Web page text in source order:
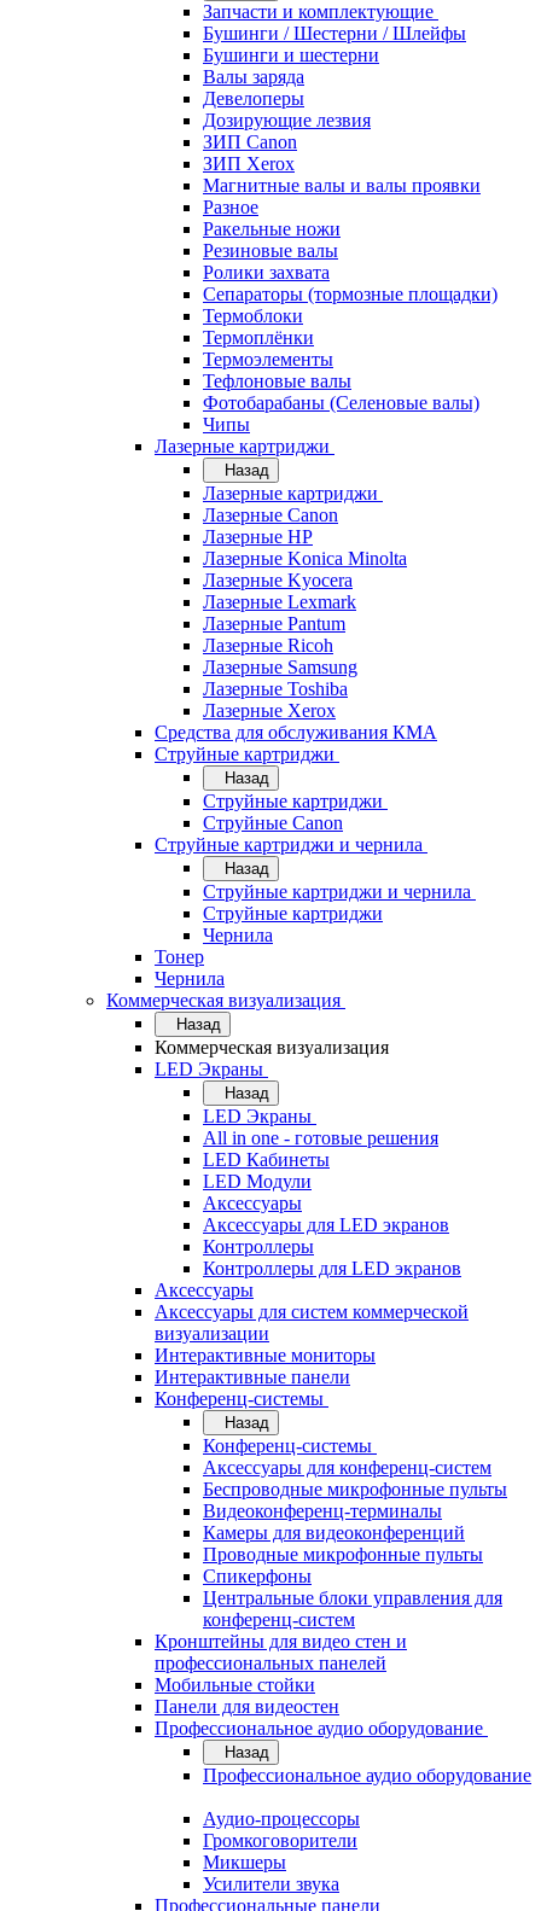
Запчасти и комплектующие
Бушинги / Шестерни / Шлейфы
Бушинги и шестерни
Валы заряда
Девелоперы
Дозирующие лезвия
ЗИП Canon
ЗИП Xerox
Магнитные валы и валы проявки
Разное
Ракельные ножи
Резиновые валы
Ролики захвата
Сепараторы (тормозные площадки)
Термоблоки
Термоплёнки
Термоэлементы
Тефлоновые валы
Фотобарабаны (Селеновые валы)
Чипы
Лазерные картриджи
Назад
Лазерные картриджи
Лазерные Canon
Лазерные HP
Лазерные Konica Minolta
Лазерные Kyocera
Лазерные Lexmark
Лазерные Pantum
Лазерные Ricoh
Лазерные Samsung
Лазерные Toshiba
Лазерные Xerox
Средства для обслуживания КМА
Струйные картриджи
Назад
Струйные картриджи
Струйные Canon
Струйные картриджи и чернила
Назад
Струйные картриджи и чернила
Струйные картриджи
Чернила
Тонер
Чернила
Коммерческая визуализация
Назад
Коммерческая визуализация
LED Экраны
Назад
LED Экраны
All in one - готовые решения
LED Кабинеты
LED Модули
Аксессуары
Аксессуары для LED экранов
Контроллеры
Контроллеры для LED экранов
Аксессуары
Аксессуары для систем коммерческой
визуализации
Интерактивные мониторы
Интерактивные панели
Конференц-системы
Назад
Конференц-системы
Аксессуары для конференц-систем
Беспроводные микрофонные пульты
Видеоконференц-терминалы
Камеры для видеоконференций
Проводные микрофонные пульты
Спикерфоны
Центральные блоки управления для
конференц-систем
Кронштейны для видео стен и
профессиональных панелей
Мобильные стойки
Панели для видеостен
Профессиональное аудио оборудование
Назад
Профессиональное аудио оборудование
Аудио-процессоры
Громкоговорители
Микшеры
Усилители звука
Профессиональные панели